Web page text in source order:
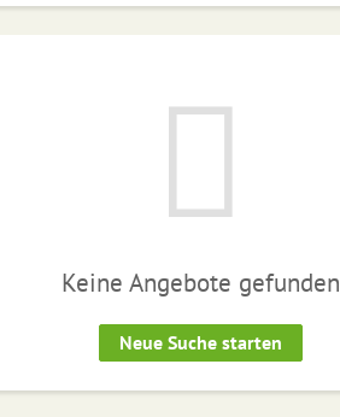
Keine Angebote gefunden
Neue Suche starten